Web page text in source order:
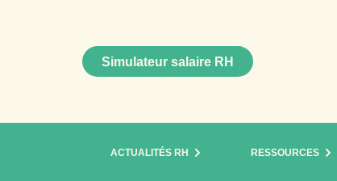
Simulateur salaire RH
ACTUALITÉS RH RESSOURCES